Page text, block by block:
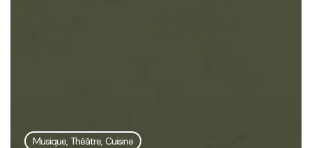
Musique, Théâtre, Cuisine